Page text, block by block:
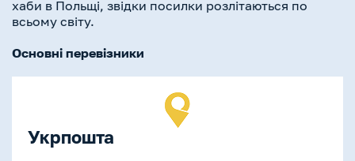
хаби в Польщі, звідки посилки розлітаються по
всьому світу.
Основні перевізники
Укрпошта